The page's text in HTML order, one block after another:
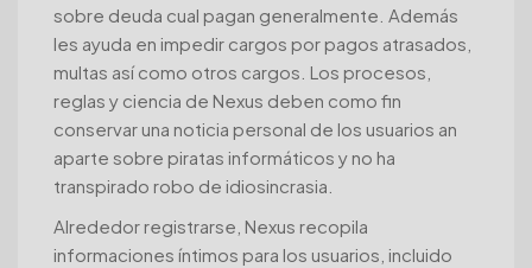
sobre deuda cual pagan generalmente. Además
les ayuda en impedir cargos por pagos atrasados,
multas así­ como otros cargos. Los procesos,
reglas y ciencia de Nexus deben como fin
conservar una noticia personal de los usuarios an
aparte sobre piratas informáticos y no ha
transpirado robo de idiosincrasia.
Alrededor registrarse, Nexus recopila
informaciones íntimos para los usuarios, incluido